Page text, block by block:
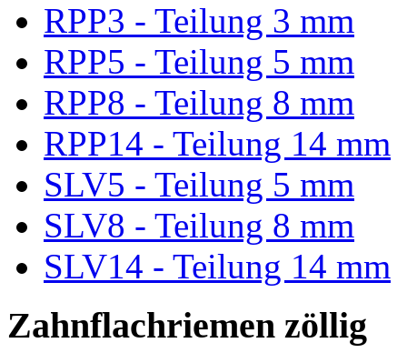
RPP3 - Teilung 3 mm
RPP5 - Teilung 5 mm
RPP8 - Teilung 8 mm
RPP14 - Teilung 14 mm
SLV5 - Teilung 5 mm
SLV8 - Teilung 8 mm
SLV14 - Teilung 14 mm
Zahnflachriemen zöllig